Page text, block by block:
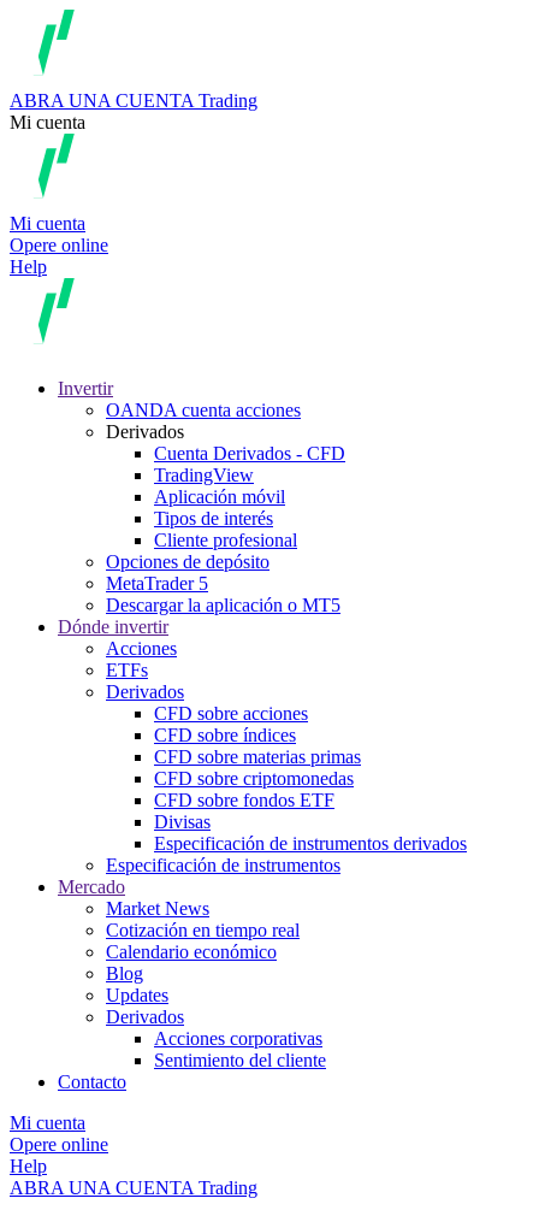
ABRA UNA CUENTA Trading
Mi cuenta
Mi cuenta
Opere online
Help
Invertir
OANDA cuenta acciones
Derivados
Cuenta Derivados - CFD
TradingView
Aplicación móvil
Tipos de interés
Cliente profesional
Opciones de depósito
MetaTrader 5
Descargar la aplicación o MT5
Dónde invertir
Acciones
ETFs
Derivados
CFD sobre acciones
CFD sobre índices
CFD sobre materias primas
CFD sobre criptomonedas
CFD sobre fondos ETF
Divisas
Especificación de instrumentos derivados
Especificación de instrumentos
Mercado
Market News
Cotización en tiempo real
Calendario económico
Blog
Updates
Derivados
Acciones corporativas
Sentimiento del cliente
Contacto
Mi cuenta
Opere online
Help
ABRA UNA CUENTA Trading